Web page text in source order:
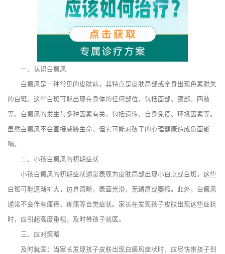
一、认识白癜风
白癜风是一种常见的皮肤病，其特点是皮肤局部或全身出现色素脱失
的白斑。这些白斑可能出现在身体的任何部位，包括面部、颈部、四肢
等。白癜风的发生与多种因素有关，包括遗传、自身免疫、环境因素等。
虽然白癜风不会直接威胁生命，但它可能对孩子的心理健康造成负面影
响。
二、小孩白癜风的初期症状
小孩白癜风的初期症状通常表现为皮肤局部出现小白点或白斑，这些
白斑可能逐渐扩大，边界清晰，表面光滑，无鳞屑或萎缩。此外，白癜风
通常不会伴有瘙痒、疼痛等自觉症状。家长在发现孩子皮肤出现这些症状
时，应引起高度重视，及时带孩子就医。
三、应对策略
及时就医：当家长发现孩子皮肤出现白癜风症状时，应尽快带孩子到